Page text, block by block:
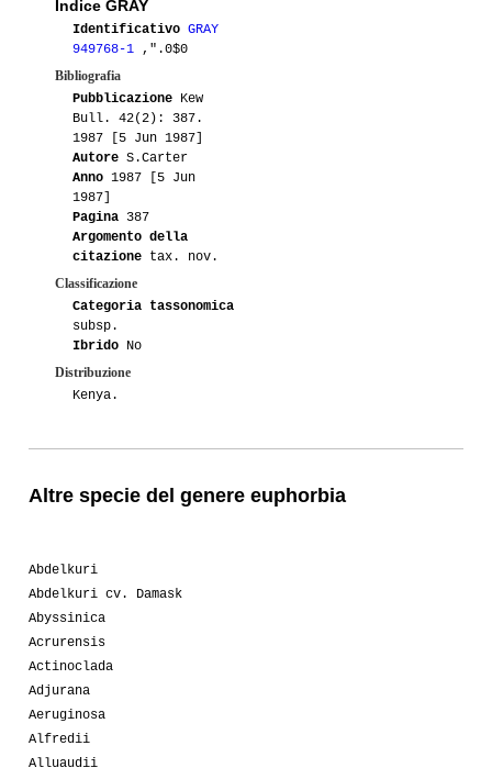
Indice GRAY
Identificativo GRAY
949768-1 ,".0$0
Bibliografia
Pubblicazione Kew
Bull. 42(2): 387.
1987 [5 Jun 1987]
Autore S.Carter
Anno 1987 [5 Jun
1987]
Pagina 387
Argomento della
citazione tax. nov.
Classificazione
Categoria tassonomica
subsp.
Ibrido No
Distribuzione
Kenya.
Altre specie del genere euphorbia
Abdelkuri
Abdelkuri cv. Damask
Abyssinica
Acrurensis
Actinoclada
Adjurana
Aeruginosa
Alfredii
Alluaudii